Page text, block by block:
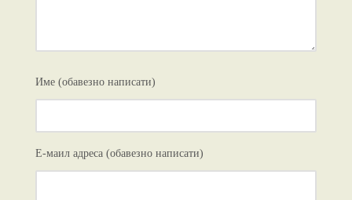
Име (обавезно написати)
Е-маил адреса (обавезно написати)